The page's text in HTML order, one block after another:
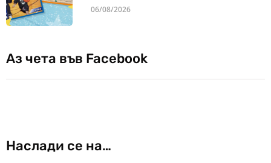
06/08/2026
Аз чета във Facebook
Наслади се на…